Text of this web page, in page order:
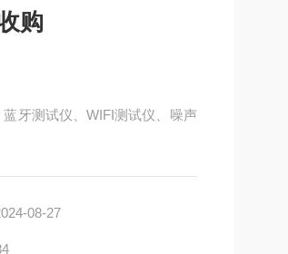
购
牙测试仪、WIFI测试仪、噪声
08-27